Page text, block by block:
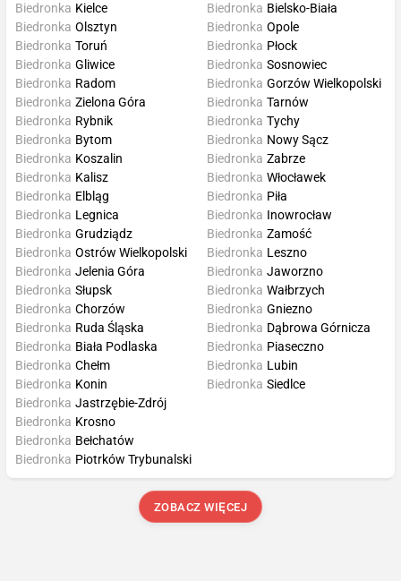
Biedronka Kielce
Biedronka Bielsko-Biała
Biedronka Olsztyn
Biedronka Toruń
Biedronka Gliwice
Biedronka Radom
Biedronka Opole
Biedronka Płock
Biedronka Sosnowiec
Biedronka Gorzów Wielkopolski
Biedronka Zielona Góra
Biedronka Rybnik
Biedronka Bytom
Biedronka Koszalin
Biedronka Tarnów
Biedronka Tychy
Biedronka Nowy Sącz
Biedronka Zabrze
Biedronka Kalisz
Biedronka Elbląg
Biedronka Legnica
Biedronka Grudziądz
Biedronka Włocławek
Biedronka Piła
Biedronka Inowrocław
Biedronka Zamość
Biedronka Ostrów Wielkopolski
Biedronka Jelenia Góra
Biedronka Słupsk
Biedronka Chorzów
Biedronka Leszno
Biedronka Jaworzno
Biedronka Wałbrzych
Biedronka Gniezno
Biedronka Ruda Śląska
Biedronka Biała Podlaska
Biedronka Chełm
Biedronka Konin
Biedronka Dąbrowa Górnicza
Biedronka Piaseczno
Biedronka Lubin
Biedronka Siedlce
Biedronka Jastrzębie-Zdrój
Biedronka Krosno
Biedronka Bełchatów
Biedronka Piotrków Trybunalski
ZOBACZ WIĘCEJ